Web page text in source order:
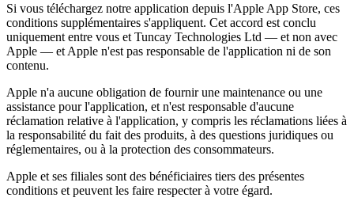
Si vous téléchargez notre application depuis l'Apple App Store, ces
conditions supplémentaires s'appliquent. Cet accord est conclu
uniquement entre vous et Tuncay Technologies Ltd — et non avec
Apple — et Apple n'est pas responsable de l'application ni de son
contenu.
Apple n'a aucune obligation de fournir une maintenance ou une
assistance pour l'application, et n'est responsable d'aucune
réclamation relative à l'application, y compris les réclamations liées à
la responsabilité du fait des produits, à des questions juridiques ou
réglementaires, ou à la protection des consommateurs.
Apple et ses filiales sont des bénéficiaires tiers des présentes
conditions et peuvent les faire respecter à votre égard.